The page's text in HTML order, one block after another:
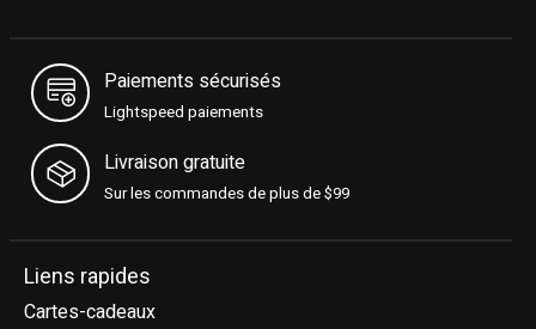
Paiements sécurisés
Lightspeed paiements
Livraison gratuite
Sur les commandes de plus de $99
Liens rapides
Cartes-cadeaux